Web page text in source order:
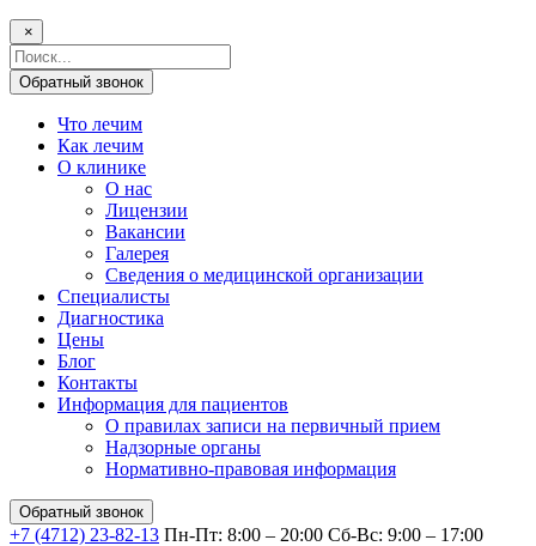
×
Поисковый
запрос
Обратный звонок
Что лечим
Как лечим
О клинике
О нас
Лицензии
Вакансии
Галерея
Сведения о медицинской организации
Специалисты
Диагностика
Цены
Блог
Контакты
Информация для пациентов
О правилах записи на первичный прием
Надзорные органы
Нормативно-правовая информация
Обратный звонок
+7 (4712) 23-82-13 Пн-Пт: 8:00 – 20:00 Сб-Вс: 9:00 – 17:00